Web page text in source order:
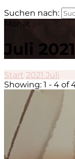
Suchen nach:
Monat
Juli 2021
Start 2021 Juli
Showing: 1 - 4 of